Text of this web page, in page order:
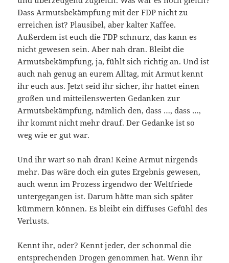
Dass Armutsbekämpfung mit der FDP nicht zu
erreichen ist? Plausibel, aber kalter Kaffee.
Außerdem ist euch die FDP schnurz, das kann es
nicht gewesen sein. Aber nah dran. Bleibt die
Armutsbekämpfung, ja, fühlt sich richtig an. Und ist
auch nah genug an eurem Alltag, mit Armut kennt
ihr euch aus. Jetzt seid ihr sicher, ihr hattet einen
großen und mitteilenswerten Gedanken zur
Armutsbekämpfung, nämlich den, dass …, dass …,
ihr kommt nicht mehr drauf. Der Gedanke ist so
weg wie er gut war.
Und ihr wart so nah dran! Keine Armut nirgends
mehr. Das wäre doch ein gutes Ergebnis gewesen,
auch wenn im Prozess irgendwo der Weltfriede
untergegangen ist. Darum hätte man sich später
kümmern können. Es bleibt ein diffuses Gefühl des
Verlusts.
Kennt ihr, oder? Kennt jeder, der schonmal die
entsprechenden Drogen genommen hat. Wenn ihr